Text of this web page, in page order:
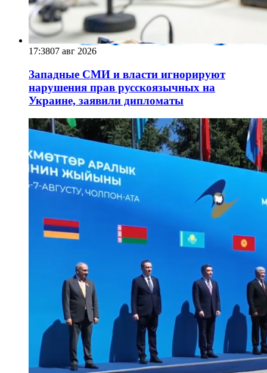
17:3807 авг 2026
Западные СМИ и власти игнорируют
нарушения прав русскоязычных на
Украине, заявили дипломаты